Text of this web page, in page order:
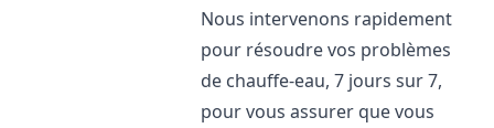
Nous intervenons rapidement
pour résoudre vos problèmes
de chauffe-eau, 7 jours sur 7,
pour vous assurer que vous